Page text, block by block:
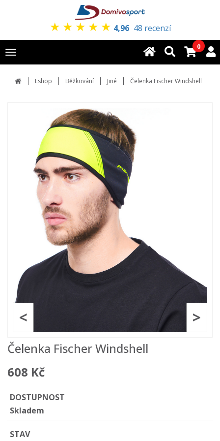
★ ★ ★ ★ ★ 4,96 48 recenzí
Toggle
navigation
0
Eshop Běžkování Jiné Čelenka Fischer Windshell
>
<
Čelenka Fischer Windshell
608 Kč
DOSTUPNOST
Skladem
STAV